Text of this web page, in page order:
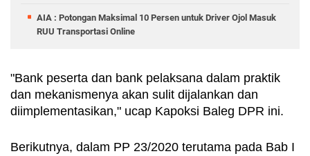
AIA : Potongan Maksimal 10 Persen untuk Driver Ojol Masuk
RUU Transportasi Online
"Bank peserta dan bank pelaksana dalam praktik
dan mekanismenya akan sulit dijalankan dan
diimplementasikan," ucap Kapoksi Baleg DPR ini.
Berikutnya, dalam PP 23/2020 terutama pada Bab I